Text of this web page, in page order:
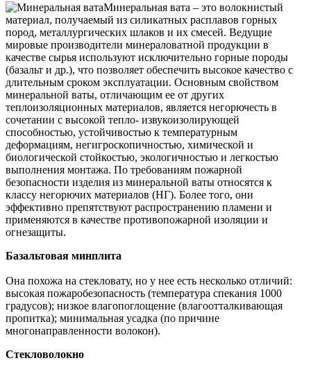
Минеральная вата – это волокнистый
материал, получаемый из силикатных расплавов горных
пород, металлургических шлаков и их смесей. Ведущие
мировые производители минераловатной продукции в
качестве сырья используют исключительно горные породы
(базальт и др.), что позволяет обеспечить высокое качество с
длительным сроком эксплуатации. Основным свойством
минеральной ваты, отличающим ее от других
теплоизоляционных материалов, является негорючесть в
сочетании с высокой тепло- извукоизолирующей
способностью, устойчивостью к температурным
деформациям, негигроскопичностью, химической и
биологической стойкостью, экологичностью и легкостью
выполнения монтажа. По требованиям пожарной
безопасности изделия из минеральной ваты относятся к
классу негорючих материалов (НГ). Более того, они
эффективно препятствуют распространению пламени и
применяются в качестве противопожарной изоляции и
огнезащиты.
Базальтовая минплита
Она похожа на стекловату, но у нее есть несколько отличий:
высокая пожаробезопасность (температура спекания 1000
градусов); низкое влагопоглощение (влагоотталкивающая
пропитка); минимальная усадка (по причине
многонаправленности волокон).
Стекловолокно